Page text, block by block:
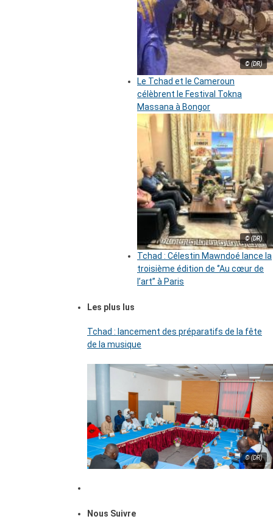
© (DR)
Le Tchad et le Cameroun
célèbrent le Festival Tokna
Massana à Bongor
© (DR)
Tchad : Célestin Mawndoé lance la
troisième édition de ‘’Au cœur de
l’art’’ à Paris
Les plus lus
Tchad : lancement des préparatifs de la fête
de la musique
© (DR)
Nous Suivre